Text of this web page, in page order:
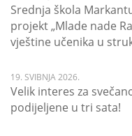
Srednja škola
projekt „Mlade nade
vještine učenika u
19. SVIBNJA 2026.
Velik interes za
podijeljene u tri sata!